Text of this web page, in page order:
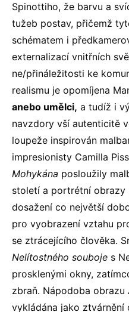
Spinottiho, že barvu a
tužeb postav, přičemž
schématem i
externalizací vnitřních
ne/přináležitosti ke
realismu je opomíjena
anebo umělci, a tudíž i
navzdory vší autenticitě
loupeže inspirován
impresionisty Camilla
Mohykána posloužily
století a portrétní obrazy
dosažení co největší
pro vyobrazení vztahu
se ztrácejícího člověka.
Nelítostného souboje s
prosklenými okny,
zbraň. Nápodoba obrazu
vykládána jako ztvárnění